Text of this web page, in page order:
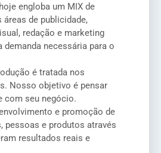
engloba um MIX de
de publicidade,
redação e marketing
demanda necessária para o
é tratada nos
Nosso objetivo é pensar
com seu negócio.
e promoção de
pessoas e produtos através
resultados reais e